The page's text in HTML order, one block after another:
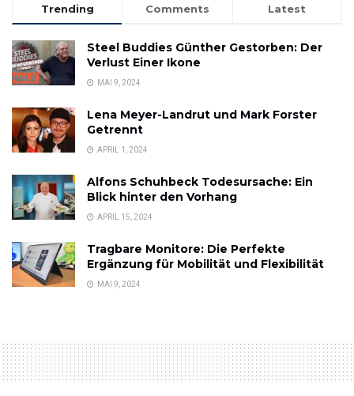
Trending Comments Latest
Steel Buddies Günther Gestorben: Der
Verlust Einer Ikone
MAI 9, 2024
Lena Meyer-Landrut und Mark Forster
Getrennt
APRIL 1, 2024
Alfons Schuhbeck Todesursache: Ein
Blick hinter den Vorhang
APRIL 15, 2024
Tragbare Monitore: Die Perfekte
Ergänzung für Mobilität und Flexibilität
MAI 9, 2024